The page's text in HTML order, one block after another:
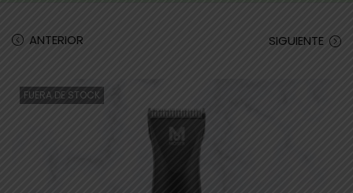
ANTERIOR SIGUIENTE
FUERA DE STOCK